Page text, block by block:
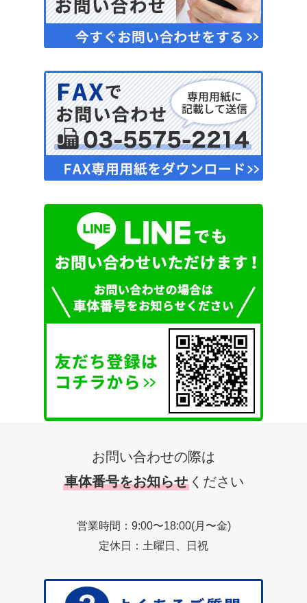
お問い合わせの際は
車体番号をお知らせ ください
営業時間：9:00〜18:00(月〜金)
定休日：土曜日、日祝